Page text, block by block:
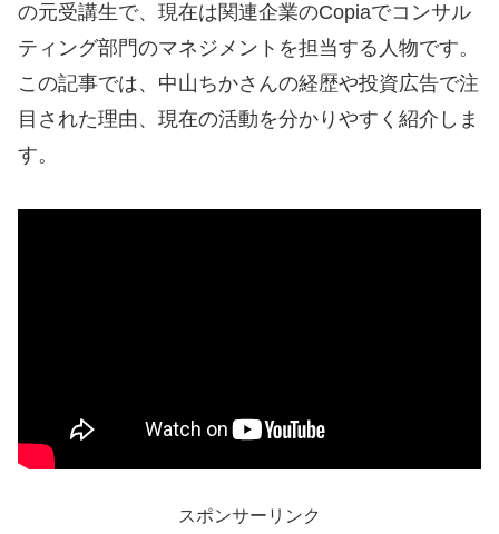
の元受講生で、現在は関連企業のCopiaでコンサル
ティング部門のマネジメントを担当する人物です。
この記事では、中山ちかさんの経歴や投資広告で注
目された理由、現在の活動を分かりやすく紹介しま
す。
スポンサーリンク